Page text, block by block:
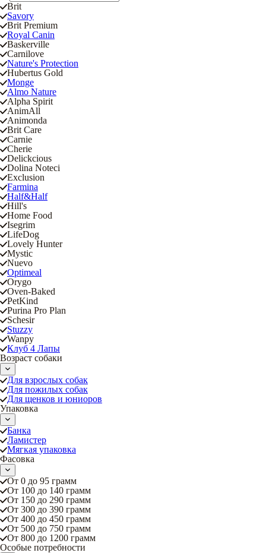
Brit
Savory
Brit Premium
Royal Canin
Baskerville
Carnilove
Nature's Protection
Hubertus Gold
Monge
Almo Nature
Alpha Spirit
AnimAll
Animonda
Brit Care
Carnie
Cherie
Delickcious
Dolina Noteci
Exclusion
Farmina
Half&Half
Hill's
Home Food
Isegrim
LifeDog
Lovely Hunter
Mystic
Nuevo
Optimeal
Orygo
Oven-Baked
PetKind
Purina Pro Plan
Schesir
Stuzzy
Wanpy
Клуб 4 Лапы
Возраст собаки
Для взрослых собак
Для пожилых собак
Для щенков и юниоров
Упаковка
Банка
Ламистер
Мягкая упаковка
Фасовка
От 0 до 95 грамм
От 100 до 140 грамм
От 150 до 290 грамм
От 300 до 390 грамм
От 400 до 450 грамм
От 500 до 750 грамм
От 800 до 1200 грамм
Особые потребности